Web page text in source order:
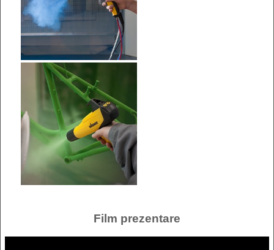
Film prezentare